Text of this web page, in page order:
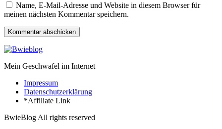
Name, E-Mail-Adresse und Website in diesem Browser für
meinen nächsten Kommentar speichern.
Mein Geschwafel im Internet
Impressum
Datenschutzerklärung
*Affiliate Link
BwieBlog All rights reserved